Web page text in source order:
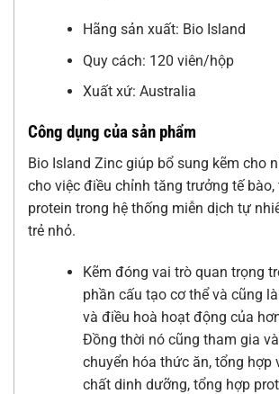
Hãng sản xuất: Bio Island
Quy cách: 120 viên/hộp
Xuất xứ: Australia
Công dụng của sản phẩm
Bio Island Zinc giúp bổ sung kẽm cho
cho việc điều chỉnh tăng trưởng tế
protein trong hệ thống miễn dịch tự
trẻ nhỏ.
Kẽm đóng vai trò quan trọng
phần cấu tạo cơ thể và cũng
và điều hoà hoạt động của
Đồng thời nó cũng tham gia
chuyển hóa thức ăn, tổng hợp
chất dinh dưỡng, tổng hợp